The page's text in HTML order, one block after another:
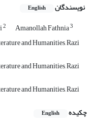
نویسندگان English
2 Amanollah Fathnia3
and Humanities, Razi
and Humanities, Razi
and Humanities, Razi
چکیده
English